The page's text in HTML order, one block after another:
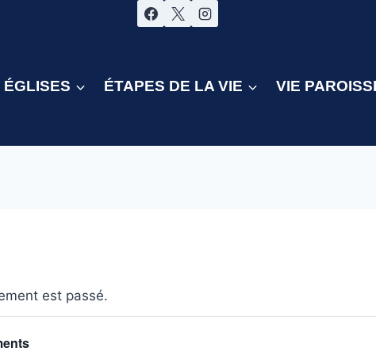
ÉGLISES ÉTAPES DE LA VIE VIE
est passé.